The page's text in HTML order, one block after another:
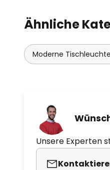
Ähnliche
Moderne
Unsere Experten